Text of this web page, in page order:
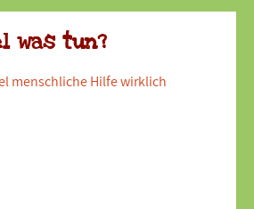
was tun?
menschliche Hilfe wirklich